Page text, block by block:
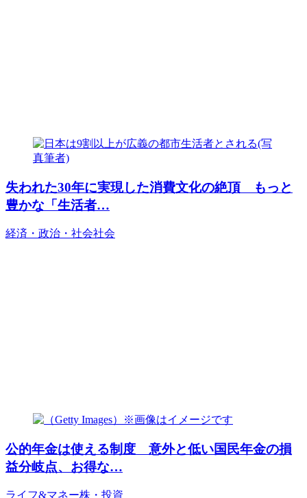
失われた30年に実現した消費文化の絶頂 もっと
豊かな「生活者…
経済・政治・社会社会
公的年金は使える制度 意外と低い国民年金の損
益分岐点、お得な…
ライフ&マネー株・投資